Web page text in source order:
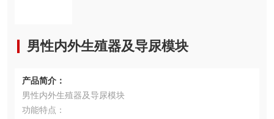
男性内外生殖器及导尿模块
产品简介：
男性内外生殖器及导尿模块
功能特点：